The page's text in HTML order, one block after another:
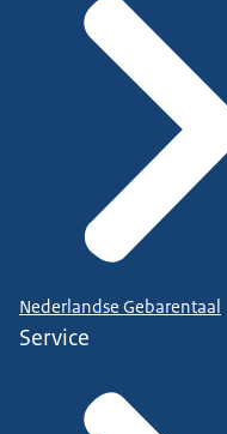
Nederlandse Gebarentaal
Service